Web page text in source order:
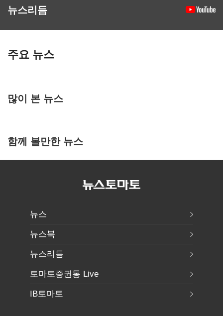
뉴스리듬
주요 뉴스
많이 본 뉴스
함께 볼만한 뉴스
뉴스
뉴스북
뉴스리듬
토마토증권통 Live
IB토마토